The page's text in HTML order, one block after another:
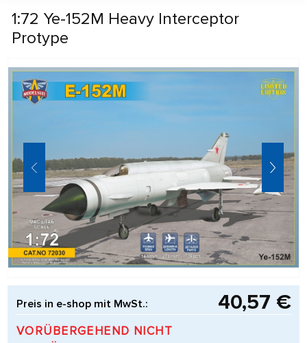
1:72 Ye-152M Heavy Interceptor
Protype
Preis in e-shop mit MwSt.: 40,57 €
VORÜBERGEHEND NICHT